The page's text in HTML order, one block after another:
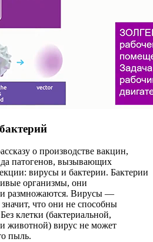
о производстве вакцин,
патогенов, вызывающих
вирусы и бактерии. Бактерии
организмы, они
и размножаются. Вирусы —
что они не способны
клетки (бактериальной,
животной) вирус не может
пыль.